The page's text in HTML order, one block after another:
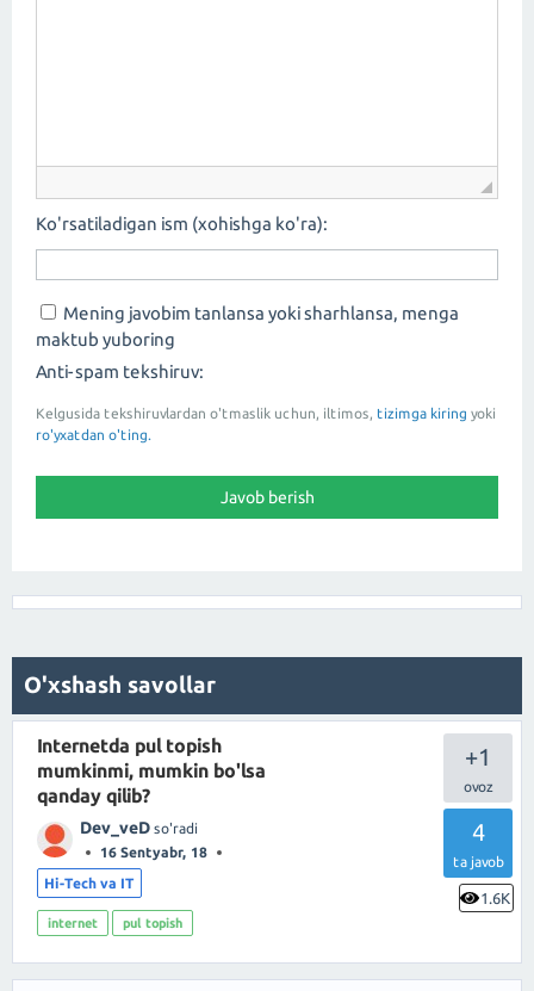
Ko'rsatiladigan ism (xohishga ko'ra):
Mening javobim tanlansa yoki sharhlansa, menga
maktub yuboring
Anti-spam tekshiruv:
Kelgusida tekshiruvlardan o'tmaslik uchun, iltimos, tizimga kiring yoki
ro'yxatdan o'ting.
O'xshash savollar
+1
4
ta javob
1.6K
Internetda pul topish
mumkinmi, mumkin bo'lsa
qanday qilib?
Dev_veD so'radi
16 Sentyabr, 18
Hi-Tech va IT
internet pul topish